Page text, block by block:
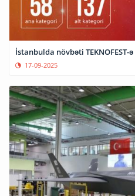
İstanbulda növbəti
17-09-2025